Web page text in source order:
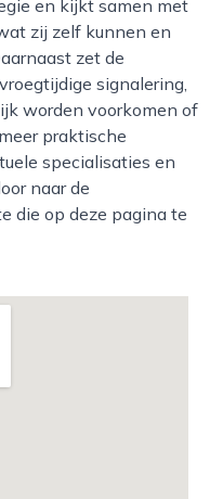
en kijkt samen met
zij zelf kunnen en
zet de
signalering,
worden voorkomen of
praktische
specialisaties en
naar de
die op deze pagina te